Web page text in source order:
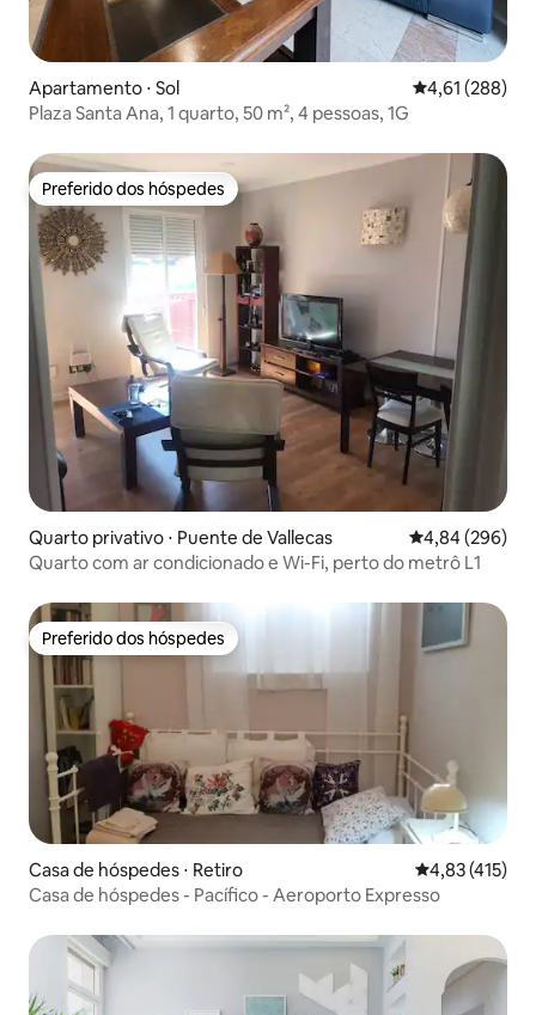
Apartamento ⋅ Sol 4,61 de uma
4,61 (288)
Plaza Santa Ana, 1 quarto, 50 m², 4 pessoas, 1G
Preferido dos hóspedes
Preferido dos hóspedes
Quarto privativo ⋅ Puente de Vallecas 4,84 de uma
4,84 (296)
Quarto com ar condicionado e Wi-Fi, perto do metrô L1
Preferido dos hóspedes
Preferido dos hóspedes
Casa de hóspedes ⋅ Retiro 4,83 de uma
4,83 (415)
Casa de hóspedes - Pacífico - Aeroporto Expresso